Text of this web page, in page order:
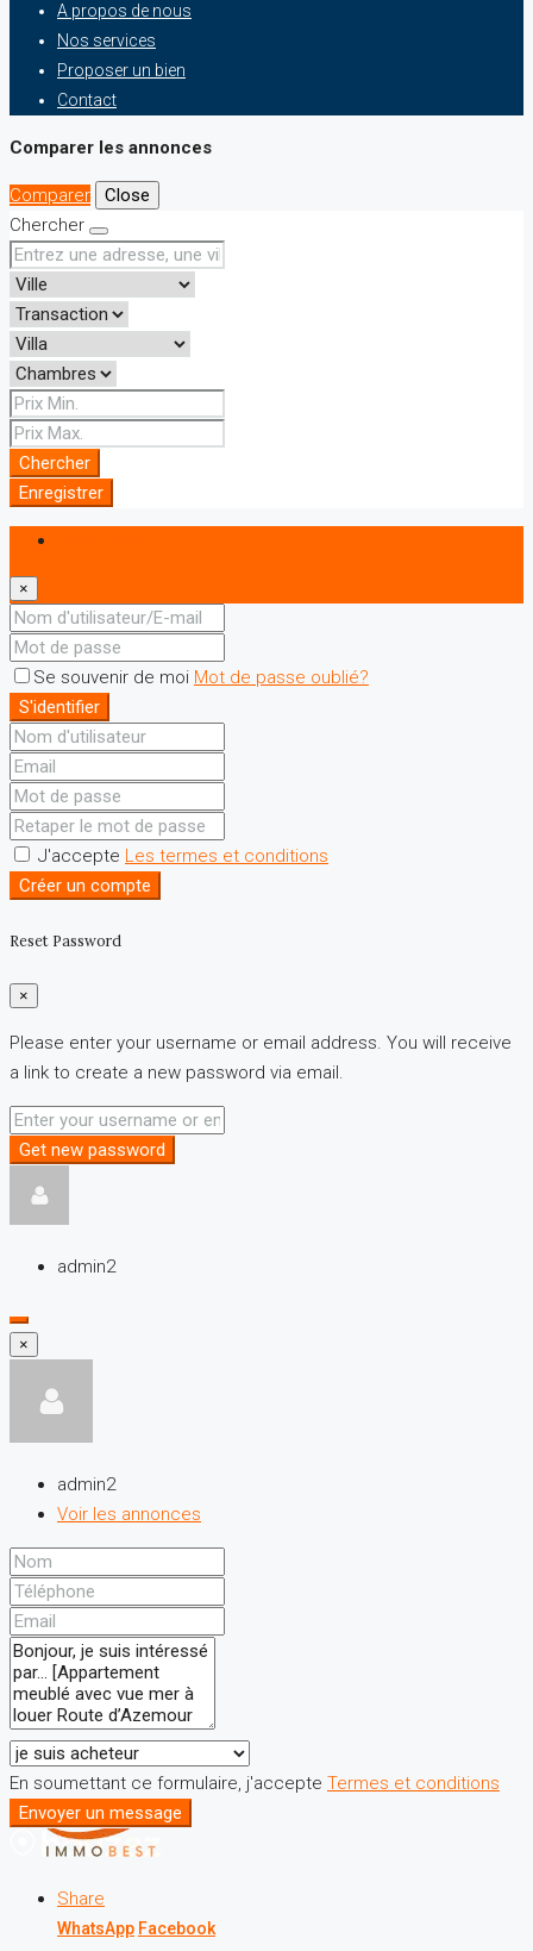
A propos de nous
Nos services
Proposer un bien
Contact
Comparer les annonces
Comparer
Close
Chercher
Chercher
Enregistrer
×
Se souvenir de moi Mot de passe oublié?
S'identifier
J'accepte Les termes et conditions
Créer un compte
Reset Password
×
Please enter your username or email address. You will receive
a link to create a new password via email.
Get new password
admin2
×
admin2
Voir les annonces
En soumettant ce formulaire, j'accepte Termes et conditions
Envoyer un message
Share
WhatsApp Facebook